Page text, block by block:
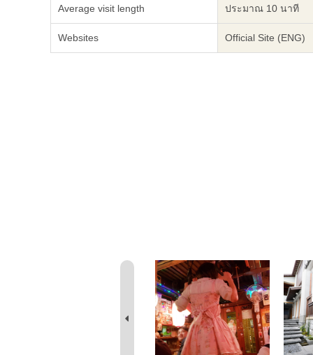
Average visit length ประมาณ 10 นาที
Websites Official Site (ENG)